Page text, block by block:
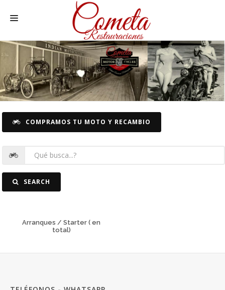
MOTOS NACIONALES Y OTRAS
REC. MOTOS
COMPRAMOS TU MOTO Y RECAMBIO
SEARCH
Arranques / Starter ( en
total)